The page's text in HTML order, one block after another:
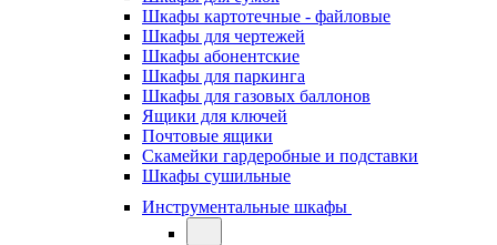
Шкафы картотечные - файловые
Шкафы для чертежей
Шкафы абонентские
Шкафы для паркинга
Шкафы для газовых баллонов
Ящики для ключей
Почтовые ящики
Скамейки гардеробные и подставки
Шкафы сушильные
Инструментальные шкафы